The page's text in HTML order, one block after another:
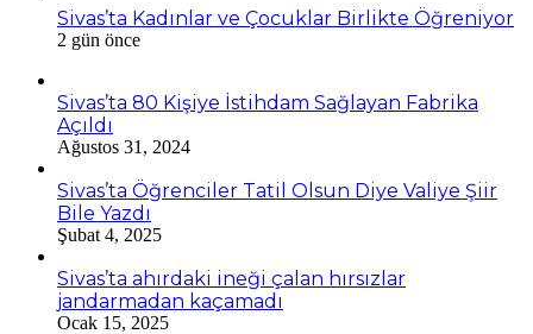
Sivas’ta Kadınlar ve Çocuklar Birlikte Öğreniyor
2 gün önce
Sivas’ta 80 Kişiye İstihdam Sağlayan Fabrika
Açıldı
Ağustos 31, 2024
Sivas’ta Öğrenciler Tatil Olsun Diye Valiye Şiir
Bile Yazdı
Şubat 4, 2025
Sivas’ta ahırdaki ineği çalan hırsızlar
jandarmadan kaçamadı
Ocak 15, 2025